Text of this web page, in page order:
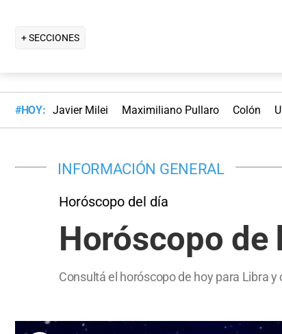
+ SECCIONES
#HOY: Javier Milei Maximiliano Pullaro Colón
INFORMACIÓN GENERAL
Horóscopo del día
Horóscopo de
Consultá el horóscopo de hoy para Libra